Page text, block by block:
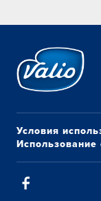
Условия